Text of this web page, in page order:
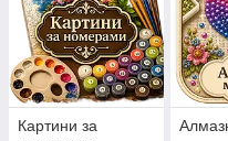
Картини за